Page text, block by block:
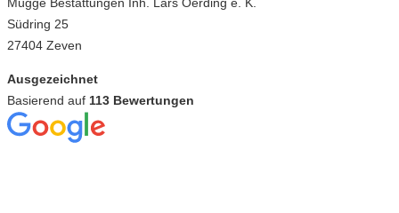
Mügge Bestattungen Inh. Lars Oerding e. K.
Südring 25
27404 Zeven
Ausgezeichnet
Basierend auf 113 Bewertungen